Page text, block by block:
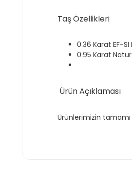
Taş Özellikleri
0.36 Karat EF-SI
0.95 Karat
Ürün Açıklaması
Ürünlerimizin